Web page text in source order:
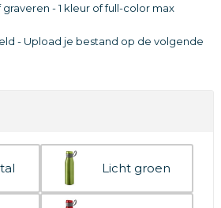
graveren -1 kleur of full-color max
- Upload je bestand op de volgende
Licht groen